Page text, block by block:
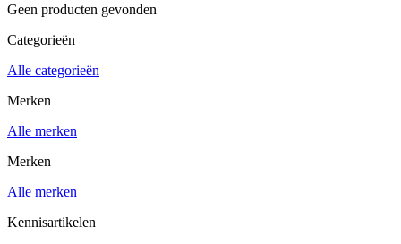
Geen producten gevonden
Categorieën
Alle categorieën
Merken
Alle merken
Merken
Alle merken
Kennisartikelen